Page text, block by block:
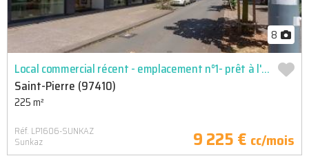
8
Local commercial récent - emplacement n°1- prêt à l'emploi
Saint-Pierre (97410)
225 m²
Réf. LP1606-SUNKAZ
Sunkaz 9 225 € cc/mois